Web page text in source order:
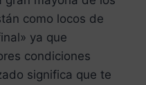
como locos de
ya que
condiciones
significa que te